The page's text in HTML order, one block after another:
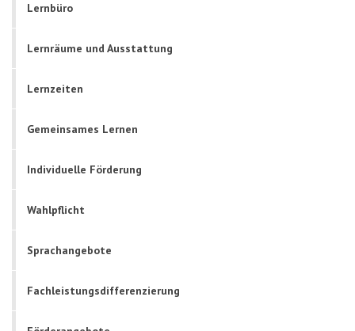
Lernbüro
Lernräume und Ausstattung
Lernzeiten
Gemeinsames Lernen
Individuelle Förderung
Wahlpflicht
Sprachangebote
Fachleistungsdifferenzierung